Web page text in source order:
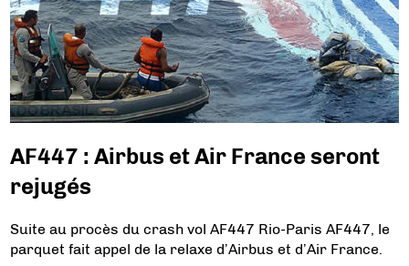
AF447 : Airbus et Air France seront
rejugés
Suite au procès du crash vol AF447 Rio-Paris AF447, le
parquet fait appel de la relaxe d’Airbus et d’Air France.